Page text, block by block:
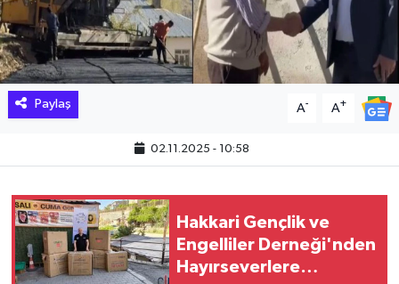
Paylaş A- A+
02.11.2025 - 10:58
Hakkari Gençlik ve
Engelliler Derneği'nden
Hayırseverlere
KÜLTÜR SANAT
MAGAZİN
MAKALE
POLİTİKA
REKLAM
SAĞLIK